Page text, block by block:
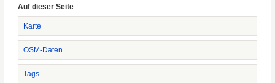
Auf dieser Seite
Karte
OSM-Daten
Tags